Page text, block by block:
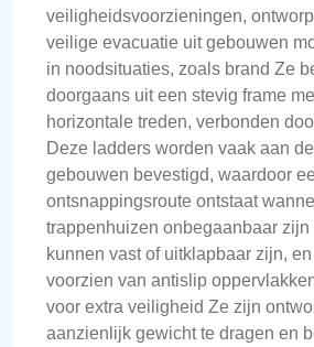
veiligheidsvoorzieningen,
veilige evacuatie uit gebouwen
in noodsituaties, zoals brand Ze
doorgaans uit een stevig frame
horizontale treden, verbonden
Deze ladders worden vaak aan
gebouwen bevestigd, waardoor
ontsnappingsroute ontstaat
trappenhuizen onbegaanbaar
kunnen vast of uitklapbaar zijn,
voorzien van antislip
voor extra veiligheid Ze zijn
aanzienlijk gewicht te dragen en